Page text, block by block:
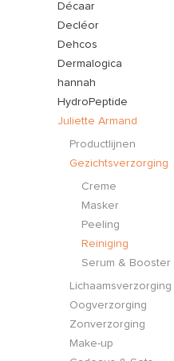
Décaar
Decléor
Dehcos
Dermalogica
hannah
HydroPeptide
Juliette Armand
Productlijnen
Gezichtsverzorging
Creme
Masker
Peeling
Reiniging
Serum & Booster
Lichaamsverzorging
Oogverzorging
Zonverzorging
Make-up